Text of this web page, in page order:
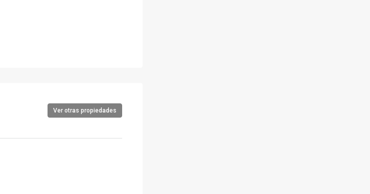
Ver otras propiedades